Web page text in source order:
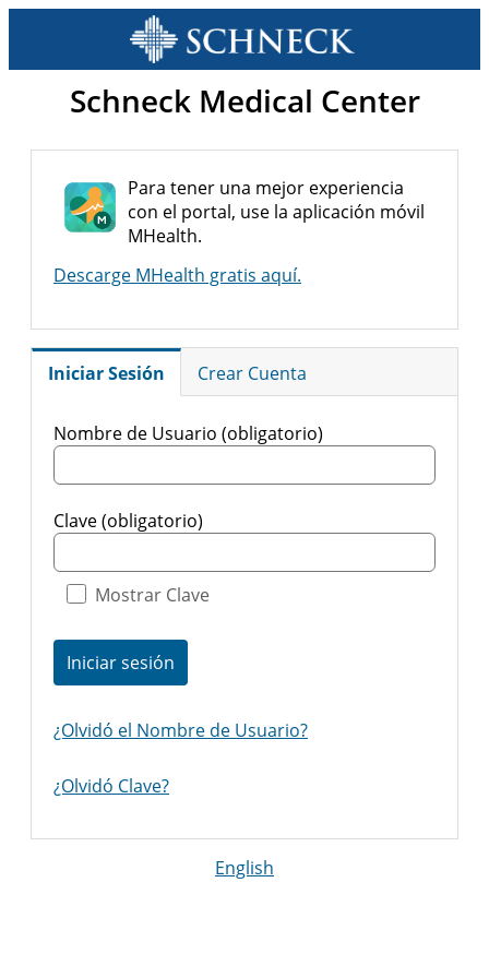
Schneck Medical Center
Para tener una mejor experiencia
con el portal, use la aplicación móvil
MHealth.
Descarge MHealth gratis aquí.
Iniciar Sesión Crear Cuenta
Nombre de Usuario (obligatorio)
Clave (obligatorio)
Mostrar Clave
Iniciar sesión
¿Olvidó el Nombre de Usuario?
¿Olvidó Clave?
English